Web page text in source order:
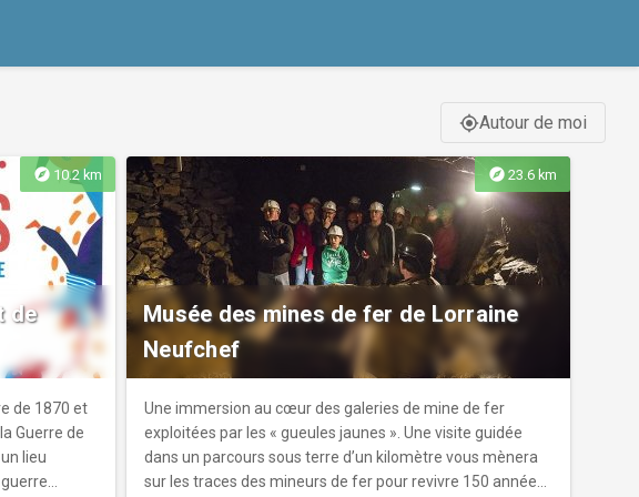
gps_fixedAutour de moi
explore 10.2 km
de
de 1870 et
Guerre de
lieu
explore 23.6 km
Musée des mines de fer de Lorraine
Neufchef
Une immersion au cœur des galeries de mine de fer
exploitées par les « gueules jaunes ». Une visite guidée
dans un parcours sous terre d’un kilomètre vous mènera
sur les traces des mineurs de fer pour revivre 150 années